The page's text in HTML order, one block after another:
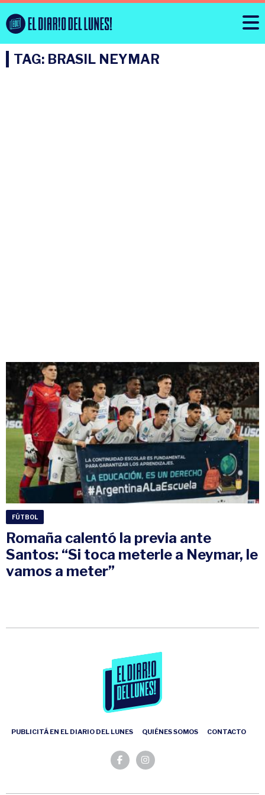
TAG: BRASIL NEYMAR
FÚTBOL
Romaña calentó la previa ante
Santos: “Si toca meterle a Neymar, le
vamos a meter”
PUBLICITÁ EN EL DIARIO DEL LUNES QUIÉNES SOMOS CONTACTO